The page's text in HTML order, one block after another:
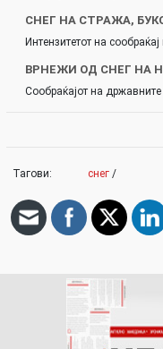
СНЕГ НА СТРАЖА,
Интензитетот на
ВРНЕЖИ ОД СНЕГ НА
Сообраќајот на
Тагови: снег /